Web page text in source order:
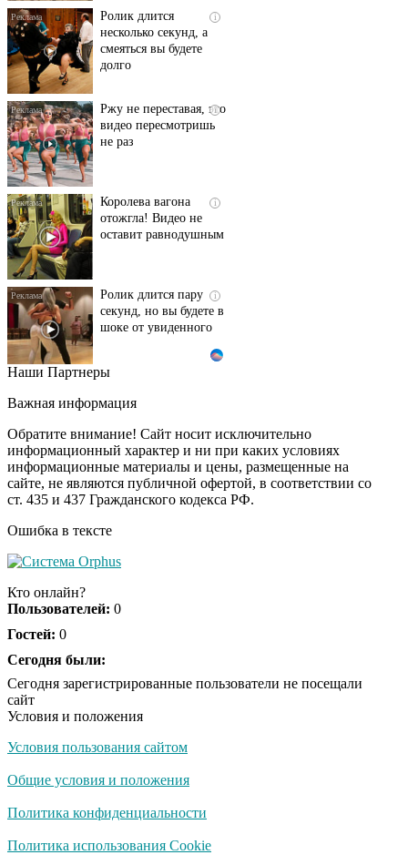
несколько секунд, а
смеяться вы будете
долго
видео пересмотришь
не раз
отожгла! Видео не
оставит равнодушным
секунд, но вы будете в
шоке от увиденного
Этот танец невесты
Пересмотрела 10 раз
i
Ролик из Омска: вы
будете смеяться долго
Какие товары
2026 года
Обнаружена тайная
Усольцева: вторая
Наши Партнеры
Важная информация
Обратите внимание! Сайт носит исключительно
информационный характер и ни при каких условиях
информационные материалы и цены, размещенные на
сайте, не являются публичной офертой, в соответствии со
ст. 435 и 437 Гражданского кодекса РФ.
Ошибка в тексте
Кто онлайн?
Пользователей: 0
Гостей: 0
Сегодня были:
Сегодня зарегистрированные пользователи не посещали
сайт
Условия и положения
Условия пользования сайтом
Общие условия и положения
Политика конфиденциальности
Политика использования Cookie